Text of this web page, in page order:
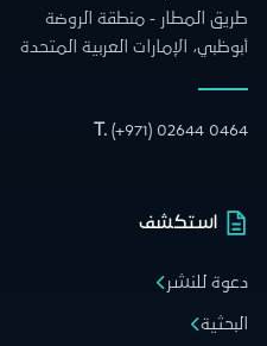
طريق المطار - منطقة الروضة
أبوظبي، الإمارات العربية المتحدة
T. (+971) 02644 0464
استكشف
دعوة للنشر
البحثية